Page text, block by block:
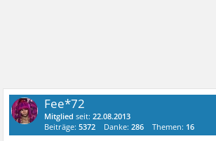
Fee*72
Mitglied seit:22.08.2013
Beiträge:5372 Danke:286 Themen: 16